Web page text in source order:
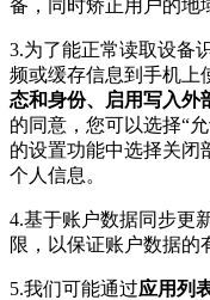
备，同时矫正用户的地
3.为了能正常读取设备
频或缓存信息到手机上
态和身份、启用写入外
的同意，您可以选择“
的设置功能中选择关闭
个人信息。
4.基于账户数据同步更
限，以保证账户数据的
5.我们可能通过应用列